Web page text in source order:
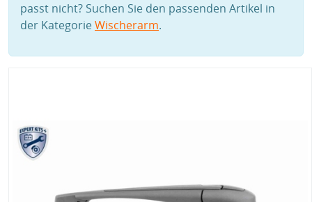
passt nicht? Suchen Sie den passenden Artikel in
der KategorieWischerarm.